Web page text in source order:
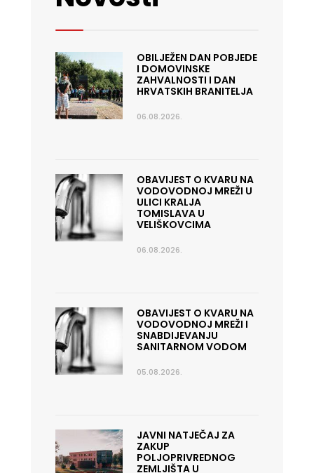
OBILJEŽEN DAN POBJEDE
I DOMOVINSKE
ZAHVALNOSTI I DAN
HRVATSKIH BRANITELJA
06.08.2026.
OBAVIJEST O KVARU NA
VODOVODNOJ MREŽI U
ULICI KRALJA
TOMISLAVA U
VELIŠKOVCIMA
06.08.2026.
OBAVIJEST O KVARU NA
VODOVODNOJ MREŽI I
SNABDIJEVANJU
SANITARNOM VODOM
05.08.2026.
JAVNI NATJEČAJ ZA
ZAKUP
POLJOPRIVREDNOG
ZEMLJIŠTA U